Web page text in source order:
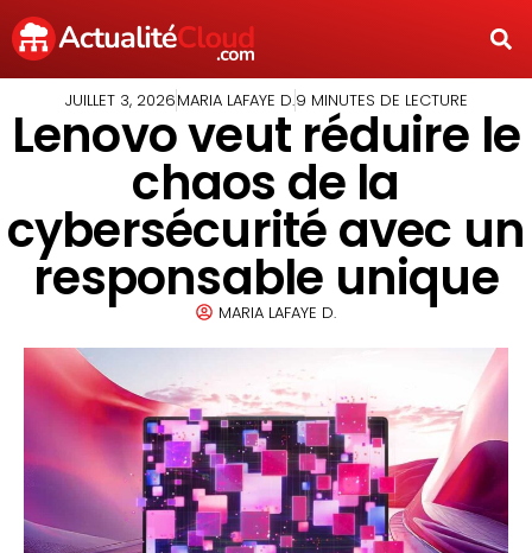
JUILLET 3, 2026MARIA LAFAYE D.9 MINUTES DE LECTURE
Lenovo veut réduire le
chaos de la
cybersécurité avec un
responsable unique
MARIA LAFAYE D.